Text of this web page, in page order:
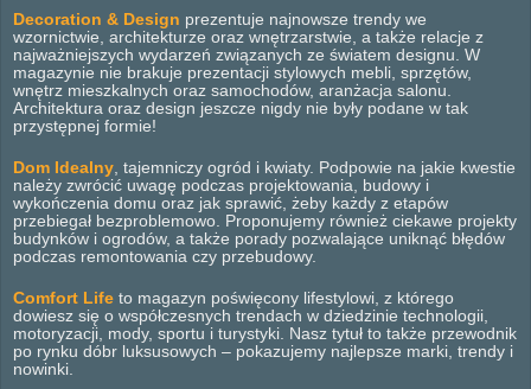
Decoration & Design prezentuje najnowsze trendy we
wzornictwie, architekturze oraz wnętrzarstwie, a także relacje z
najważniejszych wydarzeń związanych ze światem designu. W
magazynie nie brakuje prezentacji stylowych mebli, sprzętów,
wnętrz mieszkalnych oraz samochodów, aranżacja salonu.
Architektura oraz design jeszcze nigdy nie były podane w tak
przystępnej formie!
Dom Idealny, tajemniczy ogród i kwiaty. Podpowie na jakie kwestie
należy zwrócić uwagę podczas projektowania, budowy i
wykończenia domu oraz jak sprawić, żeby każdy z etapów
przebiegał bezproblemowo. Proponujemy również ciekawe projekty
budynków i ogrodów, a także porady pozwalające uniknąć błędów
podczas remontowania czy przebudowy.
Comfort Life to magazyn poświęcony lifestylowi, z którego
dowiesz się o współczesnych trendach w dziedzinie technologii,
motoryzacji, mody, sportu i turystyki. Nasz tytuł to także przewodnik
po rynku dóbr luksusowych – pokazujemy najlepsze marki, trendy i
nowinki.